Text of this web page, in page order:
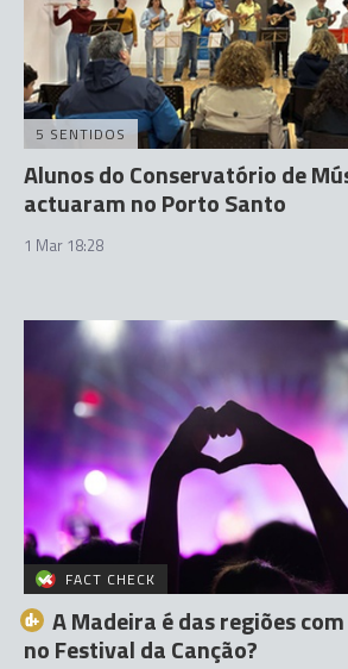
5 SENTIDOS
Alunos do Conservatório de
actuaram no Porto Santo
1 Mar 18:28
FACT CHECK
A Madeira é das regiões
no Festival da Canção?